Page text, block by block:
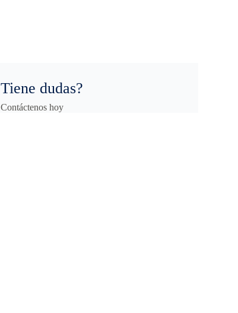
Tiene dudas?
Contáctenos hoy